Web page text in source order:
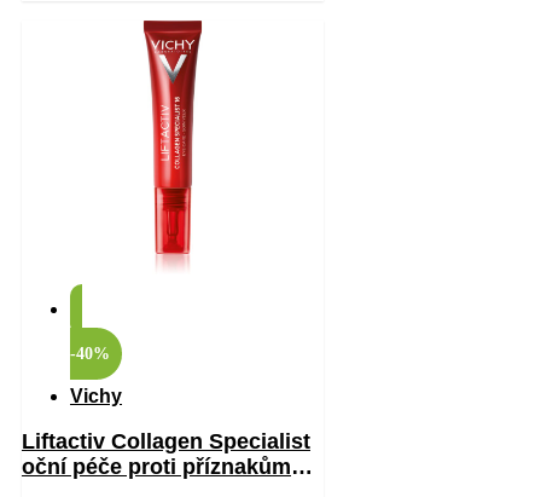
-40%
Vichy
Liftactiv Collagen Specialist
oční péče proti příznakům